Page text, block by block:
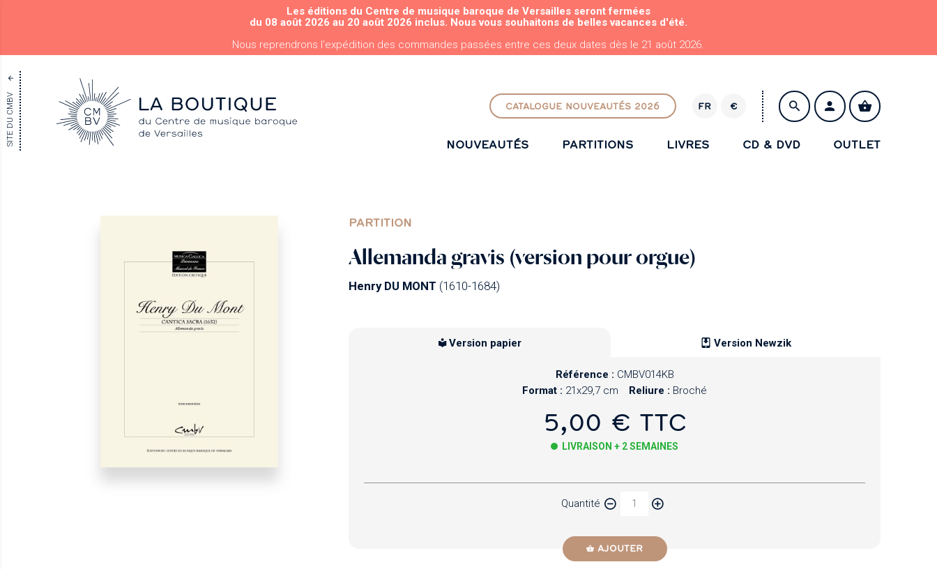
ALLER AU CONTENU PRINCIPAL
Les éditions du Centre de musique baroque de Versailles seront fermées
du 08 août 2026 au 20 août 2026 inclus. Nous vous souhaitons de belles vacances d'été.
Nous reprendrons l'expédition des commandes passées entre ces deux dates dès le 21 août 2026.
SITE DU CMBV CATALOGUE NOUVEAUTÉS 2026 FR
R
€
NOUVEAUTÉS PARTITIONS LIVRES CD & DVD OUTLET
PARTITION
Allemanda gravis (version pour orgue)
Henry DU MONT (1610-1684)
Version papier Version Newzik
Référence : CMBV014KB
Format : 21x29,7 cm Reliure : Broché
5,00 € TTC
LIVRAISON + 2 SEMAINES
Quantité
AJOUTER